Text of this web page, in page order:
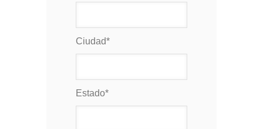
Ciudad*
Estado*